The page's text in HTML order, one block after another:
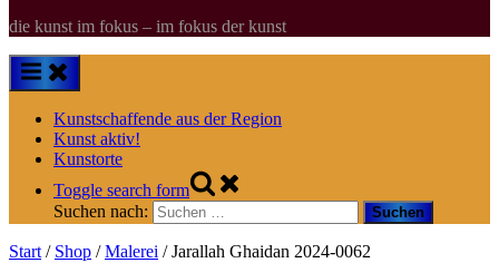
die kunst im fokus – im fokus der kunst
Kunstschaffende aus der Region
Kunst aktiv!
Kunstorte
Toggle search form
Suchen nach:
Start / Shop /Malerei / Jarallah Ghaidan 2024-0062